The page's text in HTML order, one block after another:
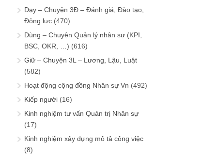
Dạy – Chuyện 3Đ – Đánh giá, Đào tạo,
Động lực (470)
Dùng – Chuyện Quản lý nhân sự (KPI,
BSC, OKR, …) (616)
Giữ – Chuyện 3L – Lương, Lậu, Luật
(582)
Hoạt động cộng đồng Nhân sự Vn (492)
Kiếp người (16)
Kinh nghiệm tư vấn Quản trị Nhân sự
(17)
Kinh nghiệm xây dựng mô tả công việc
(8)